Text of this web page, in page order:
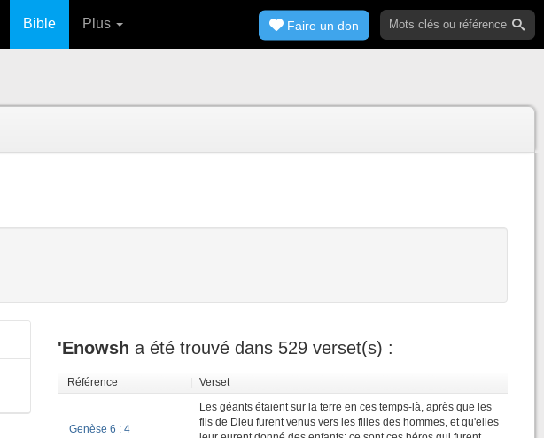
Bible Plus Faire un don
'Enowsh a été trouvé dans 529 verset(s) :
Référence Verset
Genèse 6 : 4
Les géants étaient sur la terre en ces temps-là, après que les
fils de Dieu furent venus vers les filles des hommes, et qu'elles